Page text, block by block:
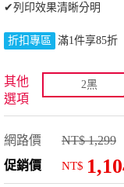
✔列印效果清晰分明
折扣專區 滿1件享85折
其他
選項
2黑
網路價
NT$ 1,299
促銷價
NT$